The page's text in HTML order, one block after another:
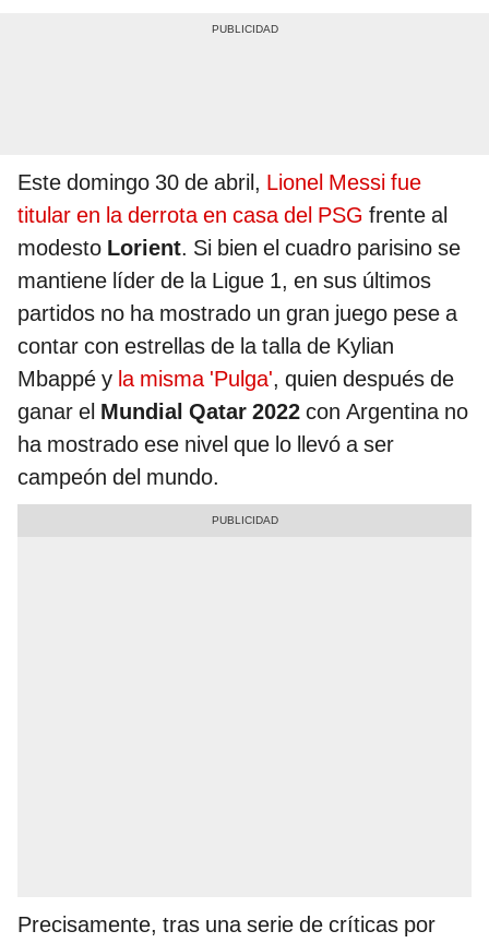
Este domingo 30 de abril, Lionel Messi fue
titular en la derrota en casa del PSG frente al
modesto Lorient. Si bien el cuadro parisino se
mantiene líder de la Ligue 1, en sus últimos
partidos no ha mostrado un gran juego pese a
contar con estrellas de la talla de Kylian
Mbappé y la misma 'Pulga', quien después de
ganar el Mundial Qatar 2022 con Argentina no
ha mostrado ese nivel que lo llevó a ser
campeón del mundo.
Precisamente, tras una serie de críticas por